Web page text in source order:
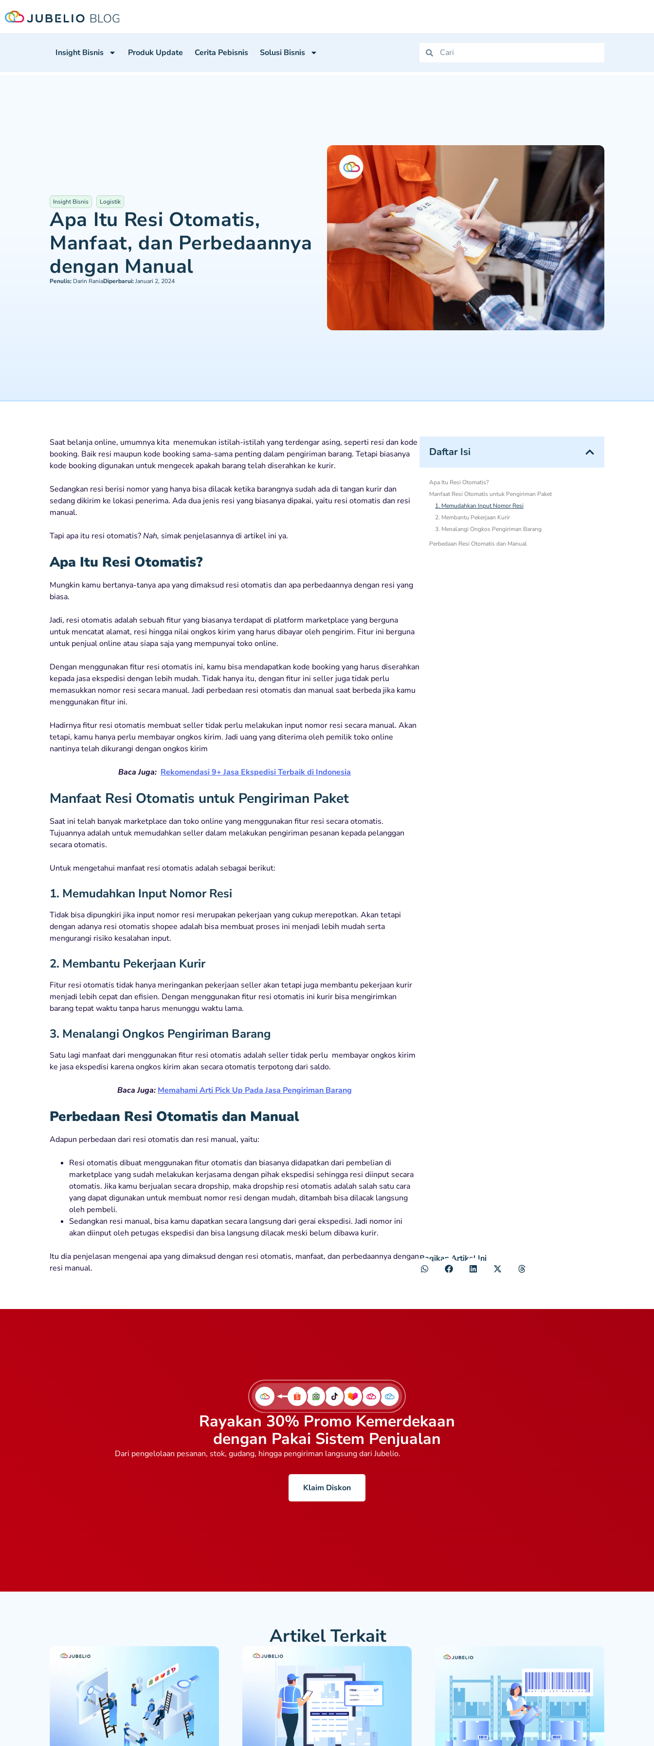
Insight Bisnis Produk Update Cerita Pebisnis Solusi Bisnis
Insight Bisnis Logistik
Apa Itu Resi Otomatis,
Manfaat, dan Perbedaannya
dengan Manual
Penulis: Darin RaniaDiperbarui:Januari 2, 2024
Saat belanja online, umumnya kita menemukan istilah-istilah yang terdengar asing, seperti resi dan kode
booking. Baik resi maupun kode booking sama-sama penting dalam pengiriman barang. Tetapi biasanya
kode booking digunakan untuk mengecek apakah barang telah diserahkan ke kurir.
Sedangkan resi berisi nomor yang hanya bisa dilacak ketika barangnya sudah ada di tangan kurir dan
sedang dikirim ke lokasi penerima. Ada dua jenis resi yang biasanya dipakai, yaitu resi otomatis dan resi
manual.
Tapi apa itu resi otomatis?Nah, simak penjelasannya di artikel ini ya.
Apa Itu Resi Otomatis?
Mungkin kamu bertanya-tanya apa yang dimaksud resi otomatis dan apa perbedaannya dengan resi yang
biasa.
Jadi, resi otomatis adalah sebuah fitur yang biasanya terdapat di platform marketplace yang berguna
untuk mencatat alamat, resi hingga nilai ongkos kirim yang harus dibayar oleh pengirim. Fitur ini berguna
untuk penjual online atau siapa saja yang mempunyai toko online.
Dengan menggunakan fitur resi otomatis ini, kamu bisa mendapatkan kode booking yang harus diserahkan
kepada jasa ekspedisi dengan lebih mudah. Tidak hanya itu, dengan fitur ini seller juga tidak perlu
memasukkan nomor resi secara manual. Jadi perbedaan resi otomatis dan manual saat berbeda jika kamu
menggunakan fitur ini.
Hadirnya fitur resi otomatis membuat seller tidak perlu melakukan input nomor resi secara manual. Akan
tetapi, kamu hanya perlu membayar ongkos kirim. Jadi uang yang diterima oleh pemilik toko online
nantinya telah dikurangi dengan ongkos kirim
Baca Juga: Rekomendasi 9+ Jasa Ekspedisi Terbaik di Indonesia
Manfaat Resi Otomatis untuk Pengiriman Paket
Saat ini telah banyak marketplace dan toko online yang menggunakan fitur resi secara otomatis.
Tujuannya adalah untuk memudahkan seller dalam melakukan pengiriman pesanan kepada pelanggan
secara otomatis.
Untuk mengetahui manfaat resi otomatis adalah sebagai berikut:
1. Memudahkan Input Nomor Resi
Tidak bisa dipungkiri jika input nomor resi merupakan pekerjaan yang cukup merepotkan. Akan tetapi
dengan adanya resi otomatis shopee adalah bisa membuat proses ini menjadi lebih mudah serta
mengurangi risiko kesalahan input.
2. Membantu Pekerjaan Kurir
Fitur resi otomatis tidak hanya meringankan pekerjaan seller akan tetapi juga membantu pekerjaan kurir
menjadi lebih cepat dan efisien. Dengan menggunakan fitur resi otomatis ini kurir bisa mengirimkan
barang tepat waktu tanpa harus menunggu waktu lama.
3. Menalangi Ongkos Pengiriman Barang
Satu lagi manfaat dari menggunakan fitur resi otomatis adalah seller tidak perlu membayar ongkos kirim
ke jasa ekspedisi karena ongkos kirim akan secara otomatis terpotong dari saldo.
Baca Juga: Memahami Arti Pick Up Pada Jasa Pengiriman Barang
Perbedaan Resi Otomatis dan Manual
Adapun perbedaan dari resi otomatis dan resi manual, yaitu:
Resi otomatis dibuat menggunakan fitur otomatis dan biasanya didapatkan dari pembelian di
marketplace yang sudah melakukan kerjasama dengan pihak ekspedisi sehingga resi diinput secara
otomatis. Jika kamu berjualan secara dropship, maka dropship resi otomatis adalah salah satu cara
yang dapat digunakan untuk membuat nomor resi dengan mudah, ditambah bisa dilacak langsung
oleh pembeli.
Sedangkan resi manual, bisa kamu dapatkan secara langsung dari gerai ekspedisi. Jadi nomor ini
akan diinput oleh petugas ekspedisi dan bisa langsung dilacak meski belum dibawa kurir.
Itu dia penjelasan mengenai apa yang dimaksud dengan resi otomatis, manfaat, dan perbedaannya dengan
resi manual.
Daftar Isi
Apa Itu Resi Otomatis?
Manfaat Resi Otomatis untuk Pengiriman Paket
1. Memudahkan Input Nomor Resi
2. Membantu Pekerjaan Kurir
3. Menalangi Ongkos Pengiriman Barang
Perbedaan Resi Otomatis dan Manual
Bagikan Artikel Ini
Rayakan 30% Promo Kemerdekaan
dengan Pakai Sistem Penjualan
Dari pengelolaan pesanan, stok, gudang, hingga pengiriman langsung dari Jubelio.
Klaim Diskon
Artikel Terkait